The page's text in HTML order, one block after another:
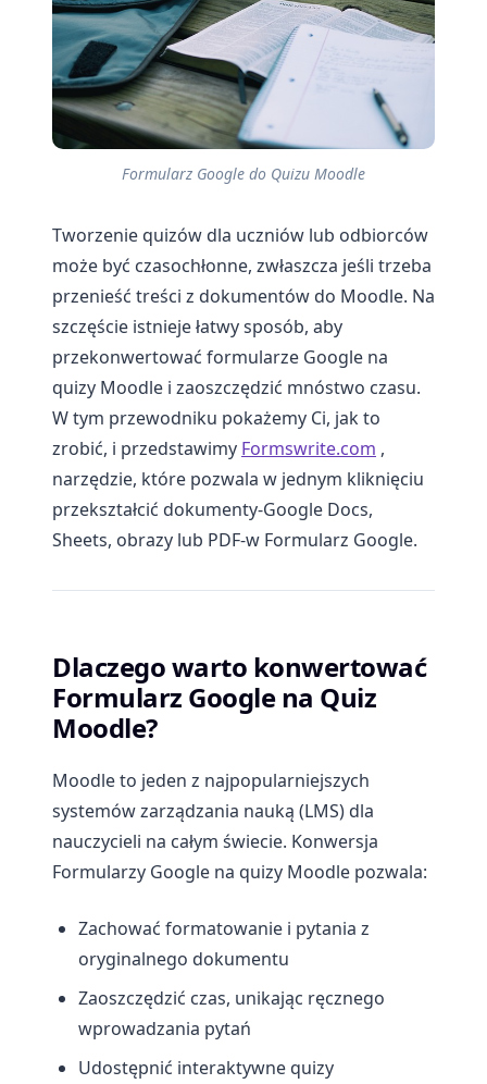
Formularz Google do Quizu Moodle
Tworzenie quizów dla uczniów lub odbiorców
może być czasochłonne, zwłaszcza jeśli trzeba
przenieść treści z dokumentów do Moodle. Na
szczęście istnieje łatwy sposób, aby
przekonwertować formularze Google na
quizy Moodle i zaoszczędzić mnóstwo czasu.
W tym przewodniku pokażemy Ci, jak to
zrobić, i przedstawimy Formswrite.com ,
narzędzie, które pozwala w jednym kliknięciu
przekształcić dokumenty-Google Docs,
Sheets, obrazy lub PDF-w Formularz Google.
Dlaczego warto konwertować
Formularz Google na Quiz
Moodle?
Moodle to jeden z najpopularniejszych
systemów zarządzania nauką (LMS) dla
nauczycieli na całym świecie. Konwersja
Formularzy Google na quizy Moodle pozwala:
Zachować formatowanie i pytania z
oryginalnego dokumentu
Zaoszczędzić czas, unikając ręcznego
wprowadzania pytań
Udostępnić interaktywne quizy